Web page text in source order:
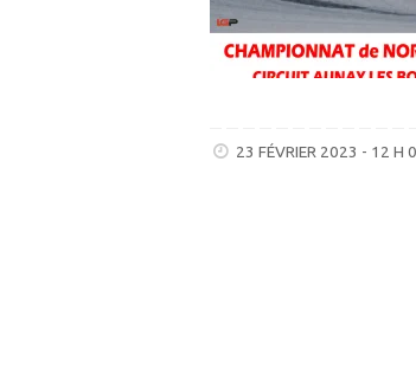
23 FÉVRIER 2023 - 12 H